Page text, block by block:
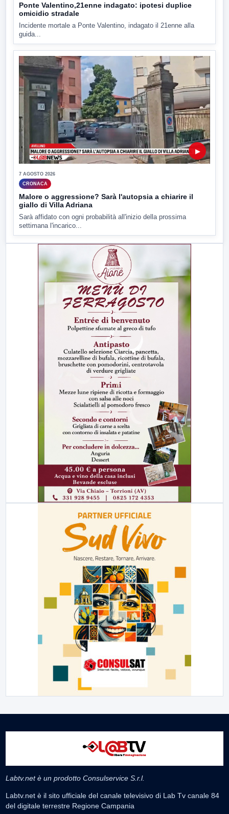
Ponte Valentino,21enne indagato: ipotesi duplice
omicidio stradale
Incidente mortale a Ponte Valentino, indagato il 21enne alla
guida...
▶
7 AGOSTO 2026
CRONACA
Malore o aggressione? Sarà l'autopsia a chiarire il
giallo di Villa Adriana
Sarà affidato con ogni probabilità all'inizio della prossima
settimana l'incarico...
Labtv.net è un prodotto Consulservice S.r.l.
Labtv.net è il sito ufficiale del canale televisivo di Lab Tv canale 84
del digitale terrestre Regione Campania